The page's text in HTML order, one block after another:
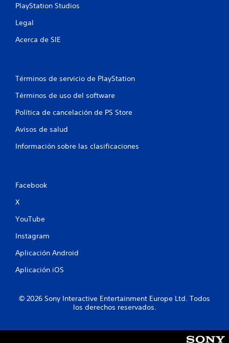
PlayStation Studios
Legal
Acerca de SIE
Términos de servicio de PlayStation
Términos de uso del software
Política de cancelación de PS Store
Avisos de salud
Información sobre las clasificaciones
Facebook
X
YouTube
Instagram
Aplicación Android
Aplicación iOS
© 2026 Sony Interactive Entertainment Europe Ltd. Todos
los derechos reservados.